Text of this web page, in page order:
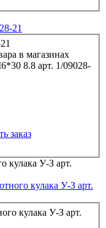
21
в магазинах
арт. 1/09028-
заказ
кулака У-З арт.